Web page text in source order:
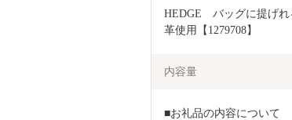
HEDGE　バッグに提げ
革使用【1279708】
内容量
■お礼品の内容について